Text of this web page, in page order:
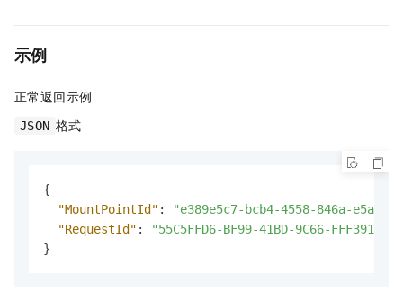
示例
正常返回示例
JSON 格式
{
"MountPointId" :
"e389e5c7-bcb4-4558-846a-
"RequestId" :
"55C5FFD6-BF99-41BD-9C66-
}